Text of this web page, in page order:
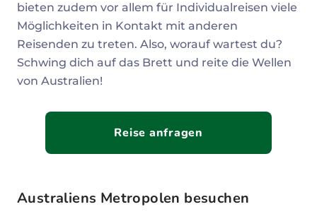
bieten zudem vor allem für Individualreisen viele
Möglichkeiten in Kontakt mit anderen
Reisenden zu treten. Also, worauf wartest du?
Schwing dich auf das Brett und reite die Wellen
von Australien!
Reise anfragen
Australiens Metropolen besuchen